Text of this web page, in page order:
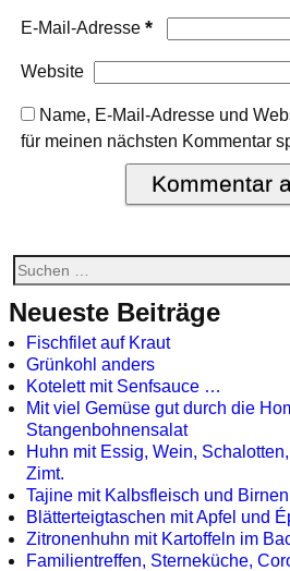
E-Mail-Adresse *
Website
Name, E-Mail-Adresse und
für meinen nächsten Kommentar
Neueste Beiträge
Fischfilet auf Kraut
Grünkohl anders
Kotelett mit Senfsauce …
Mit viel Gemüse gut durch die
Stangenbohnensalat
Huhn mit Essig, Wein,
Zimt.
Tajine mit Kalbsfleisch und Birnen
Blätterteigtaschen mit Apfel und
Zitronenhuhn mit Kartoffeln im
Familientreffen, Sterneküche,